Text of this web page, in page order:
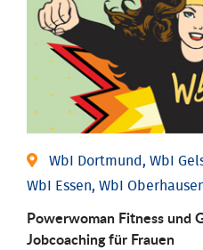
WbI Dortmund, WbI
WbI Essen, WbI
Powerwoman Fitness und
Job­coaching für Frauen